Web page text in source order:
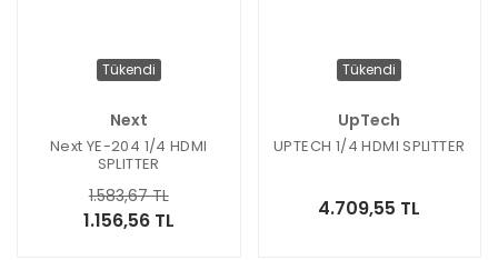
Tükendi
Next
Next YE-204 1/4 HDMI
SPLITTER
1.156,56 TL
1.583,67 TL
Tükendi
UpTech
UPTECH 1/4 HDMI SPLITTER
4.709,55 TL